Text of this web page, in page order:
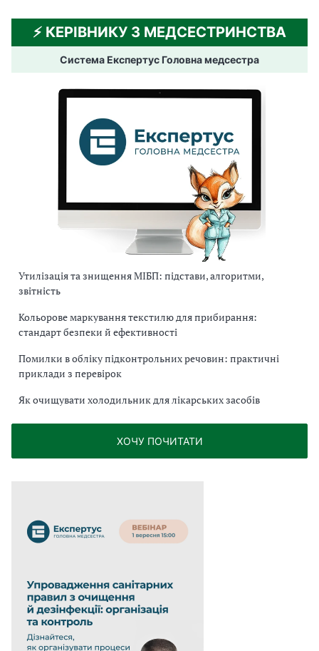
⚡️ КЕРІВНИКУ З МЕДСЕСТРИНСТВА
Система Експертус Головна медсестра
Утилізація та знищення МІБП: підстави, алгоритми,
звітність
Кольорове маркування текстилю для прибирання:
стандарт безпеки й ефективності
Помилки в обліку підконтрольних речовин: практичні
приклади з перевірок
Як очищувати холодильник для лікарських засобів
ХОЧУ ПОЧИТАТИ